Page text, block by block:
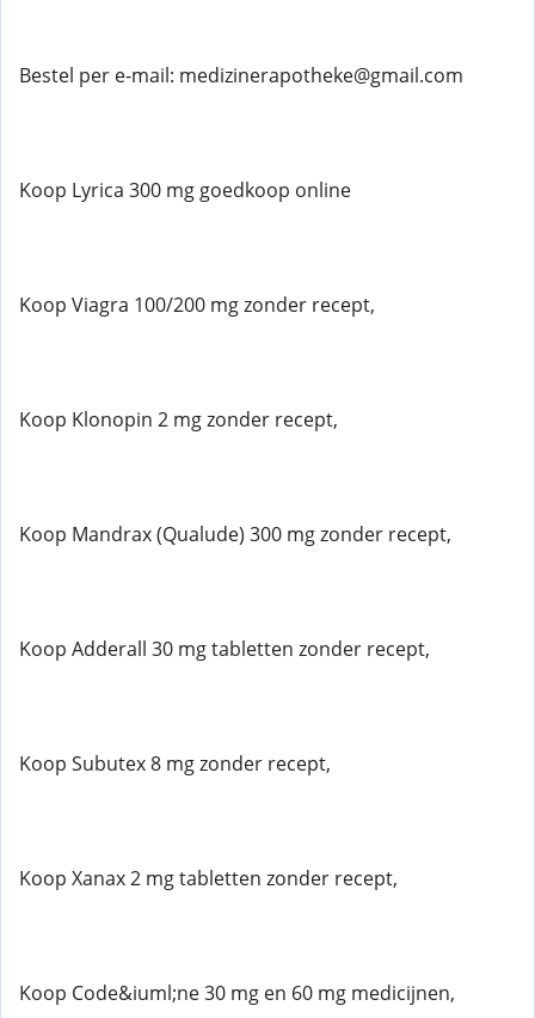
Bestel per e-mail: medizinerapotheke@gmail.com
Koop Lyrica 300 mg goedkoop online
Koop Viagra 100/200 mg zonder recept,
Koop Klonopin 2 mg zonder recept,
Koop Mandrax (Qualude) 300 mg zonder recept,
Koop Adderall 30 mg tabletten zonder recept,
Koop Subutex 8 mg zonder recept,
Koop Xanax 2 mg tabletten zonder recept,
Koop Code&iuml;ne 30 mg en 60 mg medicijnen,